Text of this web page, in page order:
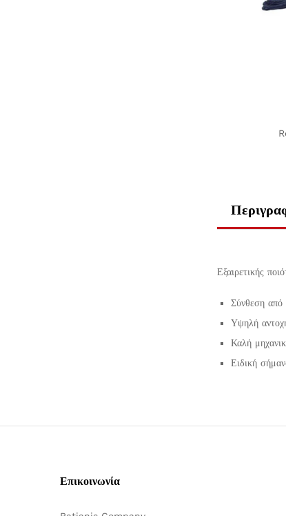
Εξαιρετικής
Σύνθεση
Υψηλή
Καλή
Ειδική
Επικοινωνία